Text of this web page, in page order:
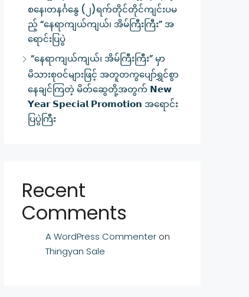
စနေ၊တနင်္ဂနွေ (၂)ရက်တိုင်တိုင်ကျင်းပမ
ည့် “နေရာကျယ်ကျယ်၊ အိမ်ကြီးကြီး” အ
ရောင်းပြပွဲ
“နေရာကျယ်ကျယ်၊ အိမ်ကြီးကြီး” မှာ
မိသားစုဝင်များဖြင့် အတူတကွပျော်ရွှင်စွာ
နေချင်ကြတဲ့ မိတ်ဆွေတို့အတွက် 𝗡𝗲𝘄
𝗬𝗲𝗮𝗿 𝗦𝗽𝗲𝗰𝗶𝗮𝗹 𝗣𝗿𝗼𝗺𝗼𝘁𝗶𝗼𝗻 အရောင်း
ပြပွဲကြီး
Recent
Comments
A WordPress Commenter on
Thingyan Sale